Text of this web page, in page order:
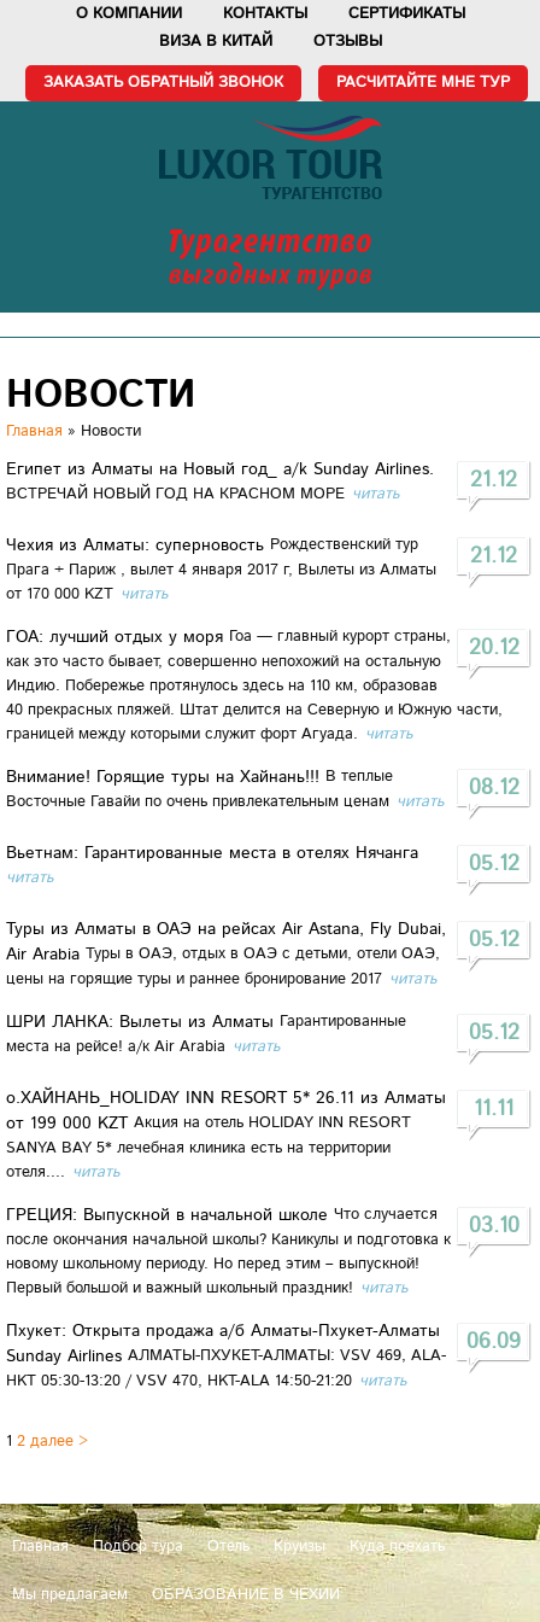
О КОМПАНИИ КОНТАКТЫ
СЕРТИФИКАТЫ
ВИЗА В КИТАЙ
ОТЗЫВЫ
ЗАКАЗАТЬ ОБРАТНЫЙ ЗВОНОК РАСЧИТАЙТЕ МНЕ ТУР
Турагентство
выгодных туров
НОВОСТИ
Главная » Новости
21.12
Египет из Алматы на Новый год_ a/k Sunday Airlines.
ВСТРЕЧАЙ НОВЫЙ ГОД НА КРАСНОМ МОРЕ читать
21.12
Чехия из Алматы: суперновость Рождественский тур
Прага + Париж , вылет 4 января 2017 г, Вылеты из Алматы
от 170 000 KZT читать
20.12
ГОА: лучший отдых у моря Гоа — главный курорт страны,
как это часто бывает, совершенно непохожий на остальную
Индию. Побережье протянулось здесь на 110 км, образовав
40 прекрасных пляжей. Штат делится на Северную и Южную части,
границей между которыми служит форт Агуада.
читать
08.12
Внимание! Горящие туры на Хайнань!!!
В теплые
Восточные Гавайи по очень привлекательным ценам читать
05.12
Вьетнам: Гарантированные места в отелях Нячанга
читать
05.12
Туры из Алматы в ОАЭ на рейсах Air Astana, Fly Dubai,
Air Arabia Туры в ОАЭ, отдых в ОАЭ с детьми, отели ОАЭ,
цены на горящие туры и раннее бронирование 2017 читать
05.12
ШРИ ЛАНКА: Вылеты из Алматы
Гарантированные
места на рейсе! а/к Air Arabia
читать
11.11
о.ХАЙНАНЬ_HOLIDAY INN RESORT 5* 26.11 из Алматы
от 199 000 KZT
Акция на отель HOLIDAY INN RESORT
SANYA BAY 5* лечебная клиника есть на территории
отеля....
читать
03.10
ГРЕЦИЯ: Выпускной в начальной школе Что случается
после окончания начальной школы? Каникулы и подготовка к
новому школьному периоду. Но перед этим – выпускной!
Первый большой и важный школьный праздник!
читать
06.09
Пхукет: Открыта продажа а/б Алматы-Пхукет-Алматы
Sunday Airlines АЛМАТЫ-ПХУКЕТ-АЛМАТЫ: VSV 469, ALA-
HKT 05:30-13:20 / VSV 470, HKT-ALA 14:50-21:20 читать
1 2 далее >
Главная Подбор тура Отель Круизы Куда поехать
Мы предлагаем ОБРАЗОВАНИЕ В ЧЕХИИ